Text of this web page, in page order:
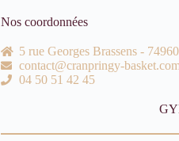
Nos coordonnées
5 rue Georges Brassens -
contact@cranpringy-
04 50 51 42 45